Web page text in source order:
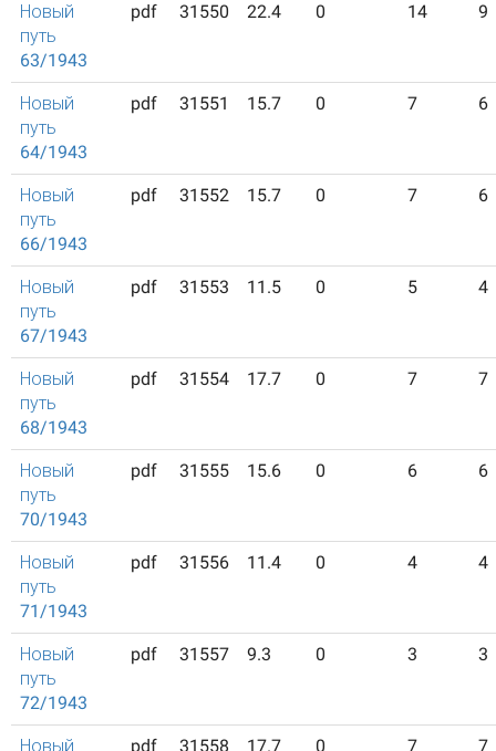
Новый
путь
63/1943
pdf 31550 22.4 0 14 9
Новый
путь
64/1943
pdf 31551 15.7 0 7 6
Новый
путь
66/1943
pdf 31552 15.7 0 7 6
Новый
путь
67/1943
pdf 31553 11.5 0 5 4
Новый
путь
68/1943
pdf 31554 17.7 0 7 7
Новый
путь
70/1943
pdf 31555 15.6 0 6 6
Новый
путь
71/1943
pdf 31556 11.4 0 4 4
Новый
путь
72/1943
pdf 31557 9.3 0 3 3
Новый pdf 31558 17.7 0 7 7